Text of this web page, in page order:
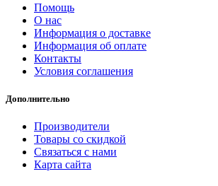
Помощь
О нас
Информация о доставке
Информация об оплате
Контакты
Условия соглашения
Дополнительно
Производители
Товары со скидкой
Связаться с нами
Карта сайта